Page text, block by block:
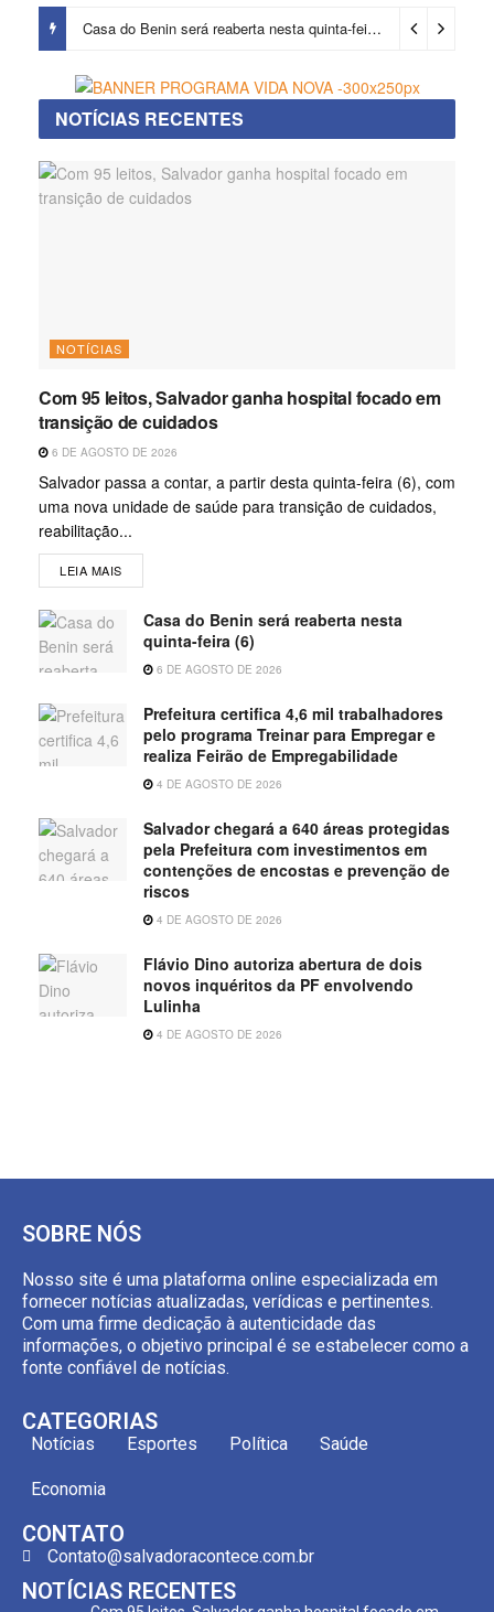
3 dias ago
Prefeitura certifica 4,6 mil trabalhadores pelo programa Treinar para Empregar e realiza Feirão de Empregabilidade
NOTÍCIAS RECENTES
NOTÍCIAS
Com 95 leitos, Salvador ganha hospital focado em
transição de cuidados
6 DE AGOSTO DE 2026
Salvador passa a contar, a partir desta quinta-feira (6), com
uma nova unidade de saúde para transição de cuidados,
reabilitação...
LEIA MAIS
Casa do Benin será reaberta nesta
quinta-feira (6)
6 DE AGOSTO DE 2026
Prefeitura certifica 4,6 mil trabalhadores
pelo programa Treinar para Empregar e
realiza Feirão de Empregabilidade
4 DE AGOSTO DE 2026
Salvador chegará a 640 áreas protegidas
pela Prefeitura com investimentos em
contenções de encostas e prevenção de
riscos
4 DE AGOSTO DE 2026
Flávio Dino autoriza abertura de dois
novos inquéritos da PF envolvendo
Lulinha
4 DE AGOSTO DE 2026
SOBRE NÓS
Nosso site é uma plataforma online especializada em
fornecer notícias atualizadas, verídicas e pertinentes.
Com uma firme dedicação à autenticidade das
informações, o objetivo principal é se estabelecer como a
fonte confiável de notícias.
CATEGORIAS
Notícias Esportes Política Saúde
Economia
CONTATO
Contato@salvadoracontece.com.br
NOTÍCIAS RECENTES